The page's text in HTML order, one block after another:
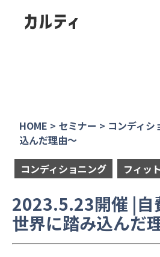
HOME > セミナー > コンディシ
込んだ理由～
コンディショニング
フィッ
2023.5.23開催 |自
世界に踏み込んだ